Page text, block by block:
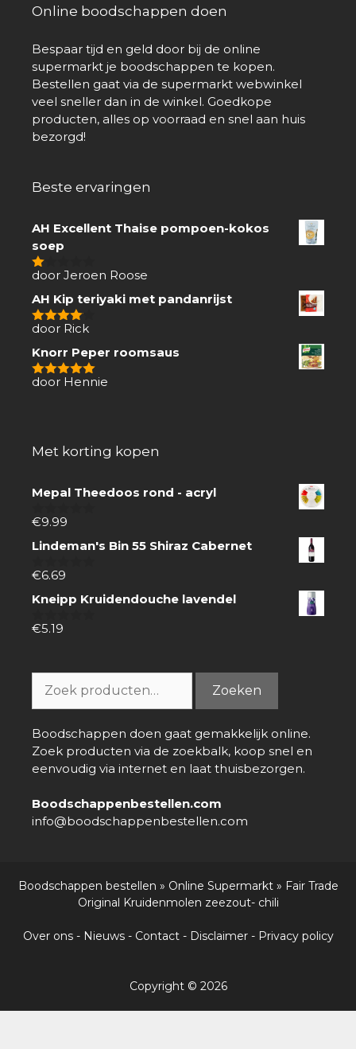
Online boodschappen doen
Bespaar tijd en geld door bij de online
supermarkt je boodschappen te kopen.
Bestellen gaat via de supermarkt webwinkel
veel sneller dan in de winkel. Goedkope
producten, alles op voorraad en snel aan huis
bezorgd!
Beste ervaringen
AH Excellent Thaise pompoen-kokos
soep
1
5
door Jeroen Roose
AH Kip teriyaki met pandanrijst
4van 5
door Rick
Knorr Peper roomsaus
5van 5
door Hennie
Met korting kopen
Mepal Theedoos rond - acryl
0
5
€9.99
Lindeman's Bin 55 Shiraz Cabernet
0
5
€6.69
Kneipp Kruidendouche lavendel
0
€5.19
naar:
Zoeken
Boodschappen doen gaat gemakkelijk online.
Zoek producten via de zoekbalk, koop snel en
eenvoudig via internet en laat thuisbezorgen.
Boodschappenbestellen.com
info@boodschappenbestellen.com
Boodschappen bestellen » Online Supermarkt» Fair Trade
Original Kruidenmolen zeezout- chili
Over ons- Nieuws- Contact- Disclaimer- Privacy policy
Copyright © 2026